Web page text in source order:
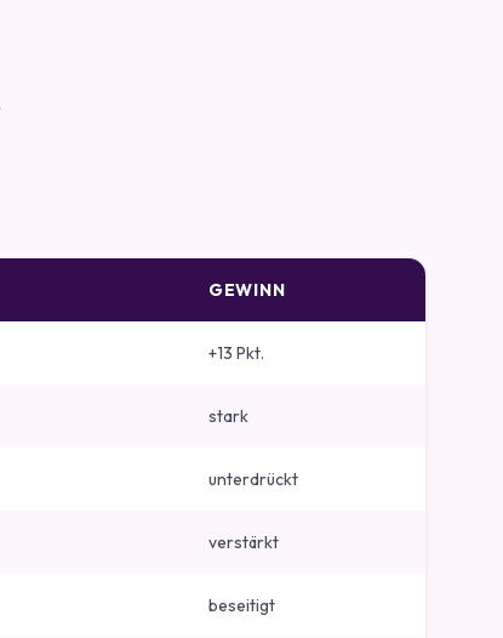
GEWINN
+13 Pkt.
stark
unterdrückt
verstärkt
beseitigt